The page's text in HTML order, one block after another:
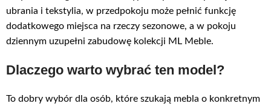
ubrania i tekstylia, w przedpokoju może pełnić funkcję
dodatkowego miejsca na rzeczy sezonowe, a w pokoju
dziennym uzupełni zabudowę kolekcji ML Meble.
Dlaczego warto wybrać ten model?
To dobry wybór dla osób, które szukają mebla o konkretnym